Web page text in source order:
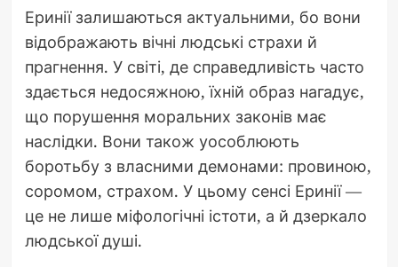
Еринії залишаються актуальними, бо вони
відображають вічні людські страхи й
прагнення. У світі, де справедливість часто
здається недосяжною, їхній образ нагадує,
що порушення моральних законів має
наслідки. Вони також уособлюють
боротьбу з власними демонами: провиною,
соромом, страхом. У цьому сенсі Еринії —
це не лише міфологічні істоти, а й дзеркало
людської душі.